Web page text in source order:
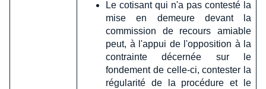
Le cotisant qui n'a pas contesté la
mise en demeure devant la
commission de recours amiable
peut, à l'appui de l'opposition à la
contrainte décernée sur le
fondement de celle-ci, contester la
régularité de la procédure et le